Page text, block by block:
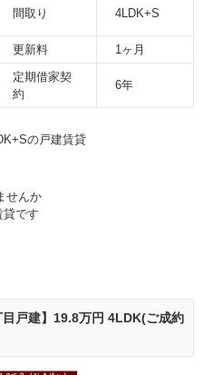
間取り 4LDK+S
更新料
1ヶ月
定期借家契
約
6年
の戸建賃貸
せんか
貸です
戸建】19.8万円 4LDK(ご成約